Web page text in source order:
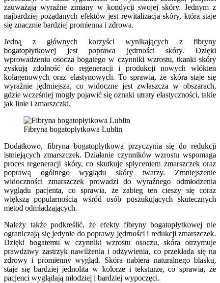
zauważają wyraźne zmiany w kondycji swojej skóry. Jednym z
najbardziej pożądanych efektów jest rewitalizacja skóry, która staje
się znacznie bardziej promienna i zdrowa.
Jedną z głównych korzyści wynikających z fibryny
bogatopłytkowej jest poprawa jędrności skóry. Dzięki
wprowadzeniu osocza bogatego w czynniki wzrostu, tkanki skóry
zyskują zdolność do regeneracji i produkcji nowych włókien
kolagenowych oraz elastynowych. To sprawia, że skóra staje się
wyraźnie jędrniejsza, co widoczne jest zwłaszcza w obszarach,
gdzie wcześniej mogły pojawić się oznaki utraty elastyczności, takie
jak linie i zmarszczki.
Fibryna bogatopłytkowa Lublin
Dodatkowo, fibryna bogatopłytkowa przyczynia się do redukcji
istniejących zmarszczek. Działanie czynników wzrostu wspomaga
proces regeneracji skóry, co skutkuje spłyceniem zmarszczek oraz
poprawą ogólnego wyglądu skóry twarzy. Zmniejszenie
widoczności zmarszczek prowadzi do wyraźnego odmłodzenia
wyglądu pacjenta, co sprawia, że zabieg ten cieszy się coraz
większą popularnością wśród osób poszukujących skutecznych
metod odmładzających.
Należy także podkreślić, że efekty fibryny bogatopłytkowej nie
ograniczają się jedynie do poprawy jędrności i redukcji zmarszczek.
Dzięki bogatemu w czynniki wzrostu osoczu, skóra otrzymuje
prawdziwy zastrzyk nawilżenia i odżywienia, co przekłada się na
zdrowy i promienny wygląd. Skóra nabiera naturalnego blasku,
staje się bardziej jednolita w kolorze i teksturze, co sprawia, że
pacjenci wyglądają młodziej i bardziej wypoczęci.